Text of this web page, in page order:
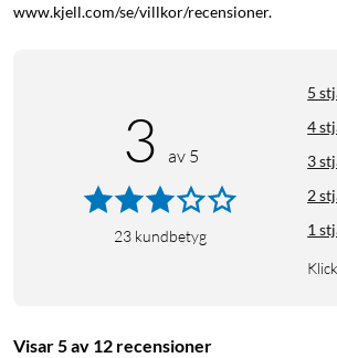
www.kjell.com/se/villkor/recensioner.
3 av 5
23 kundbetyg
5
4
3
2
1
Visar 5 av 12 recensioner